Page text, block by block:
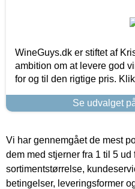
WineGuys.dk er stiftet af
ambition om at levere god
for og til den rigtige pris.
Se udvalget
Vi har gennemgået de mest
dem med stjerner fra 1 til 5
sortimentstørrelse,
betingelser, leveringsformer